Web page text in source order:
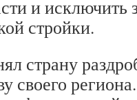
и исключить
стройки.
страну
своего